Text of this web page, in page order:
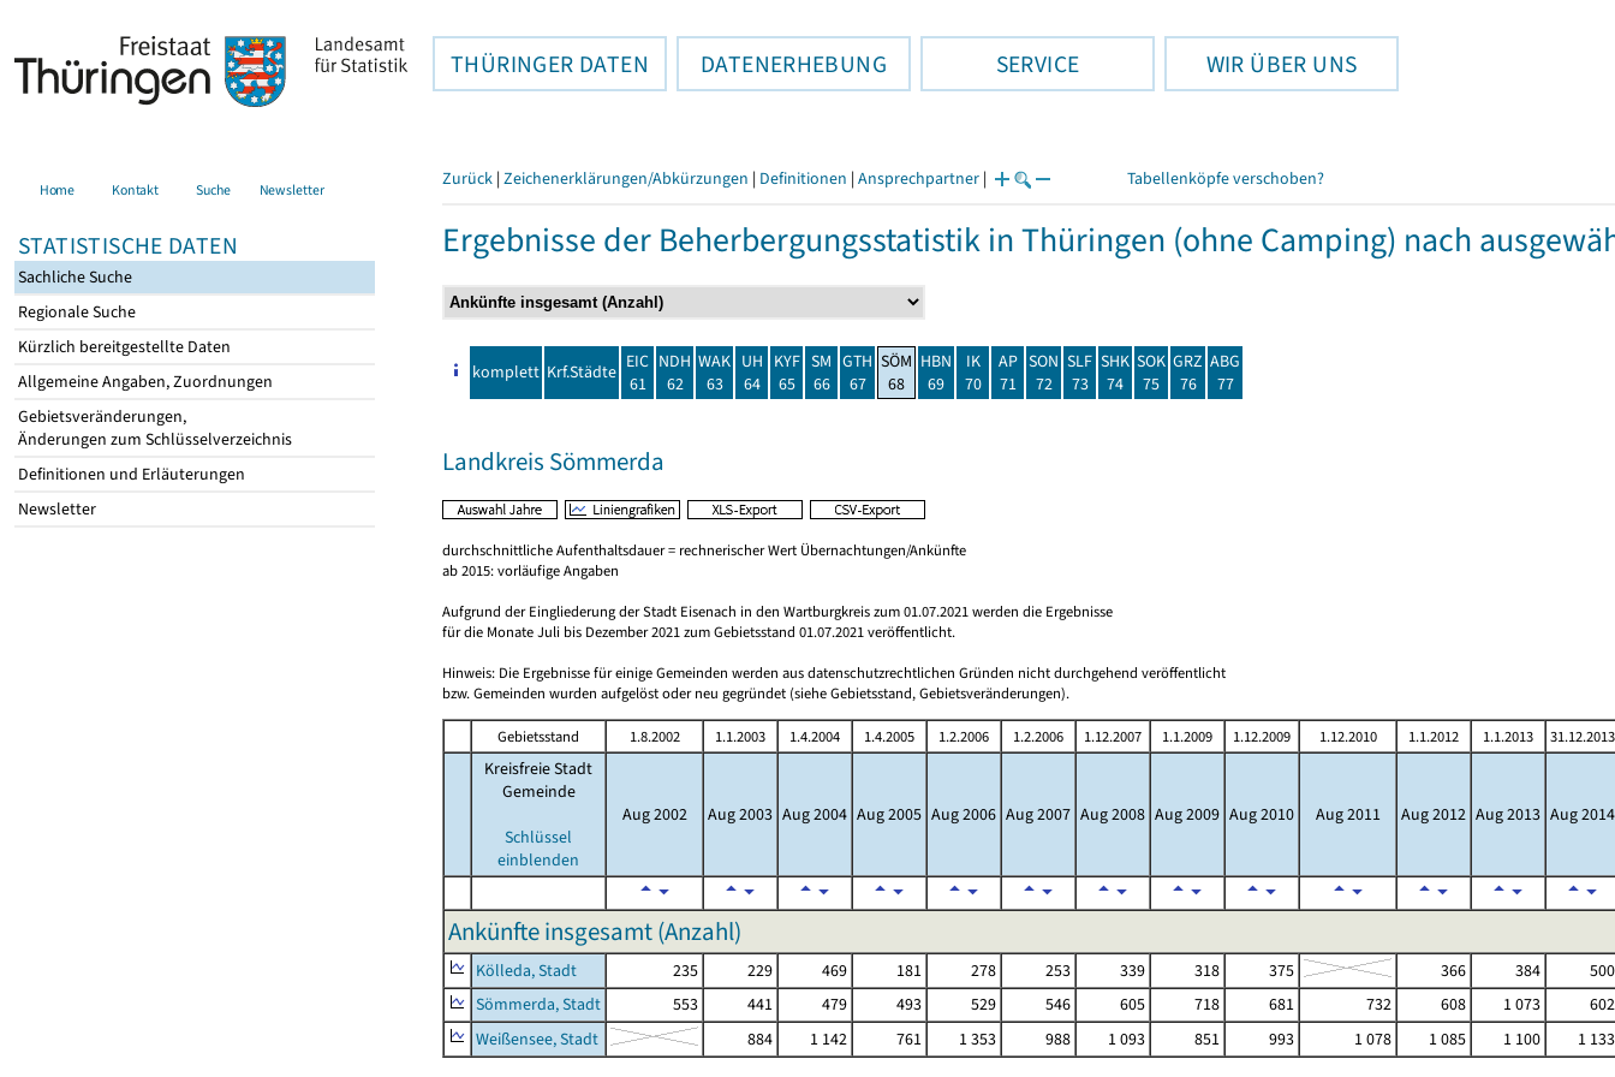
THÜRINGER DATEN DATENERHEBUNG SERVICE WIR ÜBER UNS
Home Kontakt Suche Newsletter
STATISTISCHE DATEN
Sachliche Suche
Regionale Suche
Kürzlich bereitgestellte Daten
Allgemeine Angaben, Zuordnungen
Gebietsveränderungen,
Änderungen zum Schlüsselverzeichnis
Definitionen und Erläuterungen
Newsletter
Zurück | Zeichenerklärungen/Abkürzungen | Definitionen | Ansprechpartner | Tabellenköpfe verschoben?
Ergebnisse der Beherbergungsstatistik in Thüringen (ohne Camping) nach
komplett Krf.Städte EIC
61
NDH
62
WAK
63
UH
64
KYF
65
SM
66
GTH
67
SÖM
68
HBN
69
IK
70
AP
71
SON
72
SLF
73
SHK
74
SOK
75
GRZ
76
ABG
77
Landkreis Sömmerda
durchschnittliche Aufenthaltsdauer = rechnerischer Wert Übernachtungen/Ankünfte
ab 2015: vorläufige Angaben
Aufgrund der Eingliederung der Stadt Eisenach in den Wartburgkreis zum 01.07.2021 werden die Ergebnisse
für die Monate Juli bis Dezember 2021 zum Gebietsstand 01.07.2021 veröffentlicht.
Hinweis: Die Ergebnisse für einige Gemeinden werden aus datenschutzrechtlichen Gründen nicht durchgehend veröffentlicht
bzw. Gemeinden wurden aufgelöst oder neu gegründet (siehe Gebietsstand, Gebietsveränderungen).
Gebietsstand 1.8.2002 1.1.2003 1.4.2004 1.4.2005 1.2.2006 1.2.2006 1.12.2007 1.1.2009 1.12.2009 1.12.2010 1.1.2012 1.1.2013 31.12.2013
Kreisfreie Stadt
Gemeinde
Schlüssel
einblenden
Aug 2002 Aug 2003 Aug 2004 Aug 2005 Aug 2006 Aug 2007 Aug 2008 Aug 2009 Aug 2010 Aug 2011 Aug 2012 Aug 2013 Aug 2014
Ankünfte insgesamt (Anzahl)
Kölleda, Stadt 235 229 469 181 278 253 339 318 375 366 384
500
Sömmerda, Stadt
553 441 479 493 529 546 605 718 681 732 608 1 073
602
Weißensee, Stadt
884 1 142 761 1 353 988 1 093 851 993 1 078 1 085 1 100 1 133